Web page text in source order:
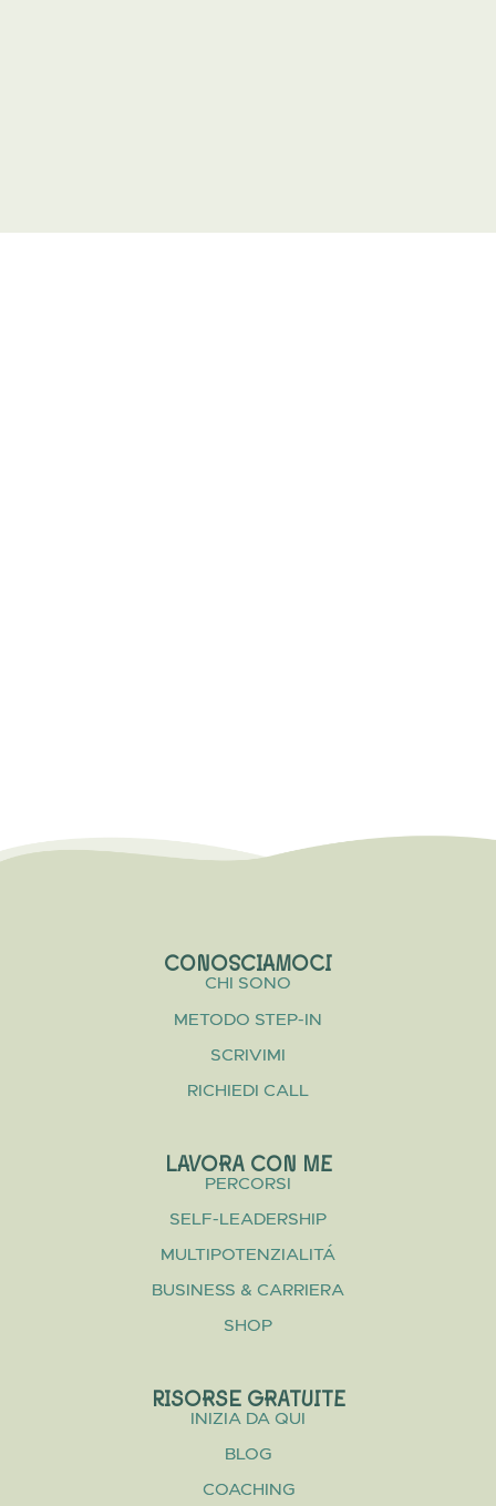
CONOSCIAMOCI
CHI SONO
METODO STEP-IN
SCRIVIMI
RICHIEDI CALL
LAVORA CON ME
PERCORSI
SELF-LEADERSHIP
MULTIPOTENZIALITÁ
BUSINESS & CARRIERA
SHOP
RISORSE GRATUITE
INIZIA DA QUI
BLOG
COACHING